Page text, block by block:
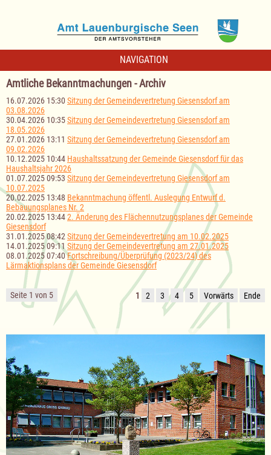
NAVIGATION
Amtliche Bekanntmachungen - Archiv
16.07.2026 15:30 Sitzung der Gemeindevertretung Giesensdorf am
03.08.2026
30.04.2026 10:35Sitzung der Gemeindevertretung Giesensdorf am
18.05.2026
27.01.2026 13:11 Sitzung der Gemeindevertretung Giesensdorf am
09.02.2026
10.12.2025 10:44 Haushaltssatzung der Gemeinde Giesensdorf für das
Haushaltsjahr 2026
01.07.2025 09:53 Sitzung der Gemeindevertretung Giesensdorf am
10.07.2025
20.02.2025 13:48 Bekanntmachung öffentl. Auslegung Entwurf d.
Bebauungsplanes Nr. 2
20.02.2025 13:442. Änderung des Flächennutzungsplanes der Gemeinde
Giesensdorf
31.01.2025 08:42 Sitzung der Gemeindevertretung am 10.02.2025
14.01.2025 09:11 Sitzung der Gemeindevertretung am 27.01.2025
08.01.2025 07:40Fortschreibung/Überprüfung (2023/24) des
Lärmaktionsplans der Gemeinde Giesensdorf
Seite 1 von 5 1 2 3 4 5 Vorwärts Ende